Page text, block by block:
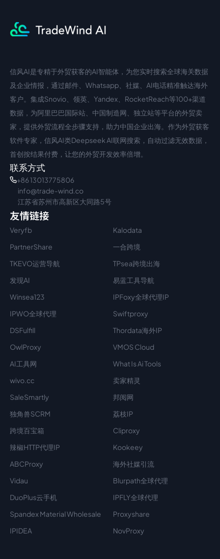
中文入口
信风AI是专精于外贸获客的AI智能体，为您实时搜索全球海关数据
及企业情报，通过邮件、Whatsapp、社媒、AI电话精准触达海外
客户。集成Snovio、领英、Yandex、RocketReach等100+渠道
数据，为阿里巴巴国际站、中国制造网、独立站等平台的外贸卖
家，提供外贸流程全步骤支持，助力中国企业出海。作为外贸获客
软件专家，信风AI类Deepseek AI联网搜索，自动过滤无效数据，
首创按结果付费，让您的外贸开发效率倍增。
联系方式
+86 13013775806
info@trade-wind.co
江苏省苏州市高新区大同路5号
友情链接
Veryfb
Kalodata
PartnerShare
一合跨境
TKEVO运营导航
TPsea跨境出海
发现AI
易蓝工具导航
Winsea123
IPFoxy全球代理IP
IPWO全球代理
Swiftproxy
DSFulfill
Thordata海外IP
OwlProxy
VMOS Cloud
AI工具网
What Is Ai Tools
wivo.cc
卖家精灵
SaleSmartly
邦阅网
独角兽SCRM
荔枝IP
跨境百宝箱
Cliproxy
辣椒HTTP代理IP
Kookeey
ABCProxy
海外社媒引流
Vidau
Blurpath全球代理
DuoPlus云手机
IPFLY全球代理
Spandex Material Wholesale​
Proxyshare
IPIDEA
NovProxy